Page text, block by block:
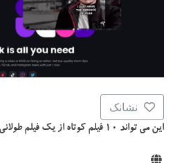
نشانک
این می تواند ۱۰ فیلم کوتاه از یک فیلم طولانی با یک کلیک ایجاد کند.